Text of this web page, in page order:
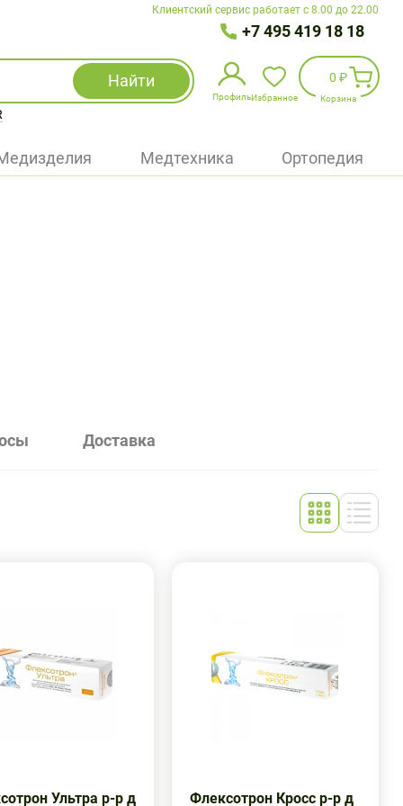
Клиентский сервис работает с 8.00 до 22.00
+7 495 419 18 18
Найти
Профиль
Избранное
Войти
Избранное
0 ₽
Корзина
Медтехника Ортопедия
Доставка
Ультра р-р д
Флексотрон Кросс р-р д